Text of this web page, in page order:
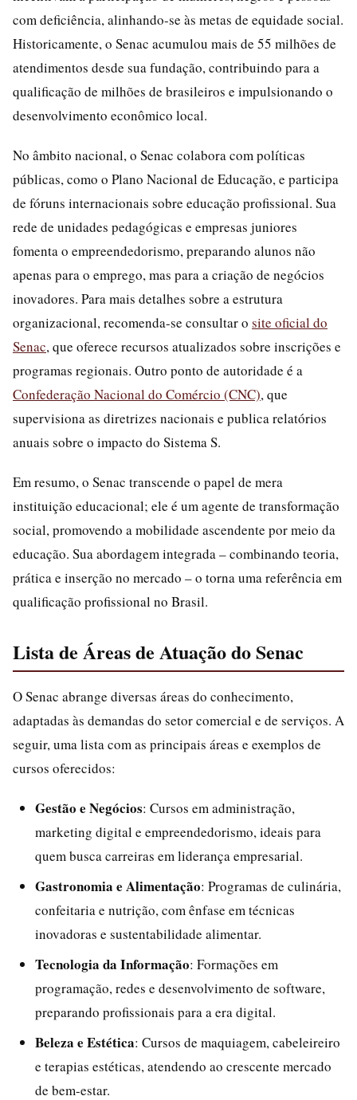
com deficiência, alinhando-se às metas de equidade social.
Historicamente, o Senac acumulou mais de 55 milhões de
atendimentos desde sua fundação, contribuindo para a
qualificação de milhões de brasileiros e impulsionando o
desenvolvimento econômico local.
No âmbito nacional, o Senac colabora com políticas
públicas, como o Plano Nacional de Educação, e participa
de fóruns internacionais sobre educação profissional. Sua
rede de unidades pedagógicas e empresas juniores
fomenta o empreendedorismo, preparando alunos não
apenas para o emprego, mas para a criação de negócios
inovadores. Para mais detalhes sobre a estrutura
organizacional, recomenda-se consultar o site oficial do
Senac, que oferece recursos atualizados sobre inscrições e
programas regionais. Outro ponto de autoridade é a
Confederação Nacional do Comércio (CNC), que
supervisiona as diretrizes nacionais e publica relatórios
anuais sobre o impacto do Sistema S.
Em resumo, o Senac transcende o papel de mera
instituição educacional; ele é um agente de transformação
social, promovendo a mobilidade ascendente por meio da
educação. Sua abordagem integrada – combinando teoria,
prática e inserção no mercado – o torna uma referência em
qualificação profissional no Brasil.
Lista de Áreas de Atuação do Senac
O Senac abrange diversas áreas do conhecimento,
adaptadas às demandas do setor comercial e de serviços. A
seguir, uma lista com as principais áreas e exemplos de
cursos oferecidos:
Gestão e Negócios: Cursos em administração,
marketing digital e empreendedorismo, ideais para
quem busca carreiras em liderança empresarial.
Gastronomia e Alimentação: Programas de culinária,
confeitaria e nutrição, com ênfase em técnicas
inovadoras e sustentabilidade alimentar.
Tecnologia da Informação: Formações em
programação, redes e desenvolvimento de software,
preparando profissionais para a era digital.
Beleza e Estética: Cursos de maquiagem, cabeleireiro
e terapias estéticas, atendendo ao crescente mercado
de bem-estar.